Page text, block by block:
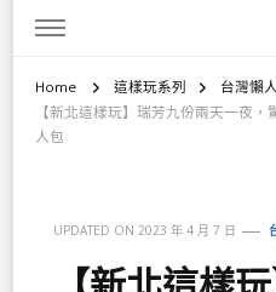
Home 這樣玩系列
台灣懶
【新北這樣玩】瑞芳九份兩天一夜
人包
UPDATED ON 2023 年 4 月 7 日